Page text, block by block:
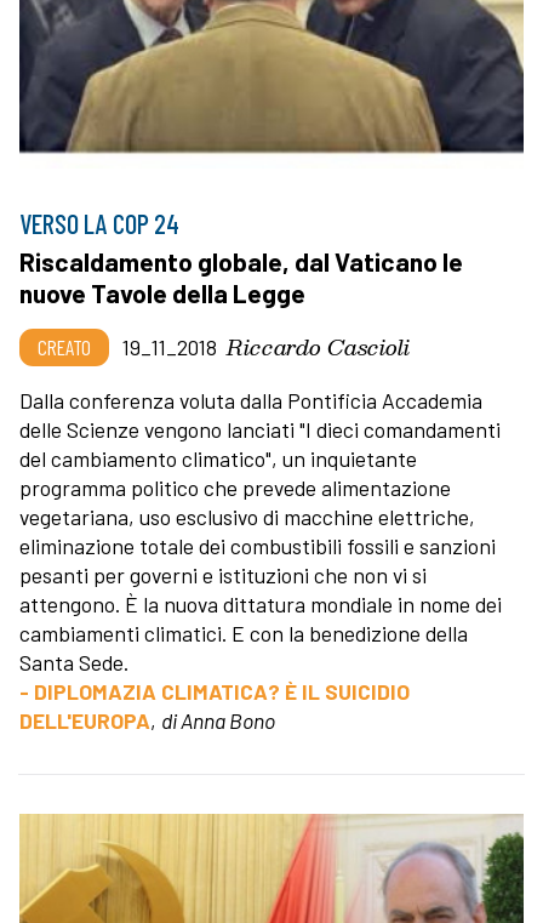
VERSO LA COP 24
Riscaldamento globale, dal Vaticano le
nuove Tavole della Legge
CREATO 19_11_2018 Riccardo Cascioli
Dalla conferenza voluta dalla Pontificia Accademia
delle Scienze vengono lanciati "I dieci comandamenti
del cambiamento climatico", un inquietante
programma politico che prevede alimentazione
vegetariana, uso esclusivo di macchine elettriche,
eliminazione totale dei combustibili fossili e sanzioni
pesanti per governi e istituzioni che non vi si
attengono. È la nuova dittatura mondiale in nome dei
cambiamenti climatici. E con la benedizione della
Santa Sede.
- DIPLOMAZIA CLIMATICA? È IL SUICIDIO
DELL'EUROPA, di Anna Bono